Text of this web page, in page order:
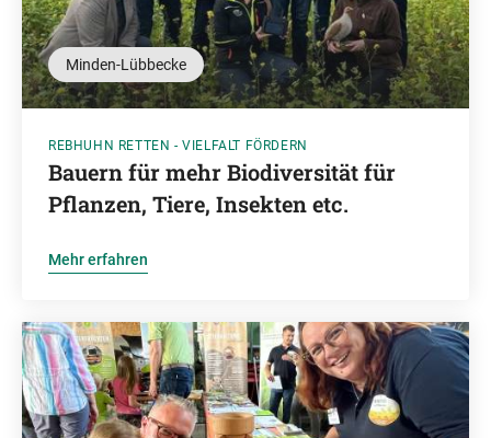
Minden-Lübbecke
REBHUHN RETTEN - VIELFALT FÖRDERN
Bauern für mehr Biodiversität für
Pflanzen, Tiere, Insekten etc.
Mehr erfahren